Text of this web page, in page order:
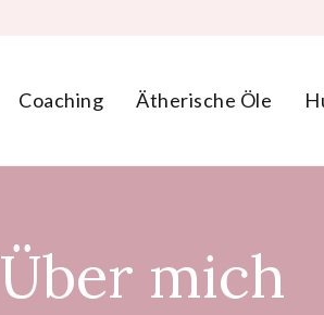
Coaching Ätherische Öle
Über mich